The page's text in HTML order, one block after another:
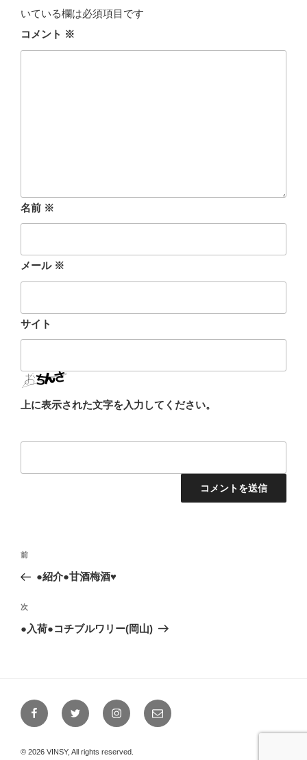
いている欄は必須項目です
コメント ※
名前 ※
メール ※
サイト
上に表示された文字を入力してください。
投
ナ
ビ
ゲ
ン
前
の
稿
前
●紹介●甘酒梅酒♥
次
の
次
●入荷●コチブルワリー(岡山)
FacebookTwitter Instagramメ
ー
© 2026 VINSY, All rights reserved.